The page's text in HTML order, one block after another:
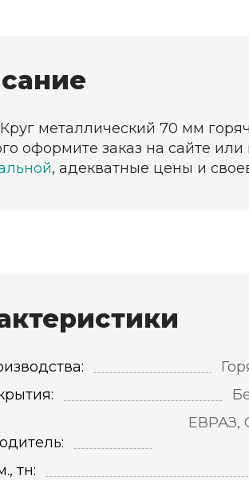
металлический 70 мм
оформите заказ на сайте
, адекватные цены и
ЕВРАЗ,
тн: